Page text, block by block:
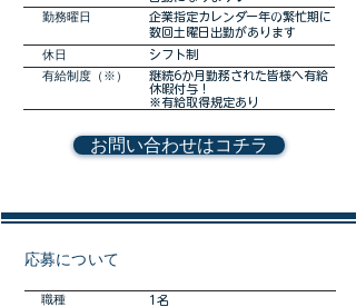
勤務曜日
企業指定カレンダー年の繁忙期に
数回土曜日出勤があります
休日 シフト制
有給制度（※）
継続6か月勤務された皆様へ有給
休暇付与！
※有給取得規定あり
お問い合わせはコチラ
​応募について
職種
1名